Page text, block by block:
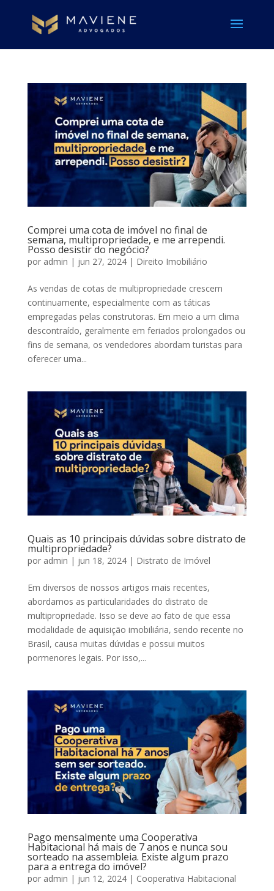
Comprei uma cota de imóvel no final de
semana, multipropriedade, e me arrependi.
Posso desistir do negócio?
por admin | jun 27, 2024| Direito Imobiliário
As vendas de cotas de multipropriedade crescem
continuamente, especialmente com as táticas
empregadas pelas construtoras. Em meio a um clima
descontraído, geralmente em feriados prolongados ou
fins de semana, os vendedores abordam turistas para
oferecer uma...
Quais as 10 principais dúvidas sobre distrato de
multipropriedade?
por admin | jun 18, 2024| Distrato de Imóvel
Em diversos de nossos artigos mais recentes,
abordamos as particularidades do distrato de
multipropriedade. Isso se deve ao fato de que essa
modalidade de aquisição imobiliária, sendo recente no
Brasil, causa muitas dúvidas e possui muitos
pormenores legais. Por isso,...
Pago mensalmente uma Cooperativa
Habitacional há mais de 7 anos e nunca sou
sorteado na assembleia. Existe algum prazo
para a entrega do imóvel?
por admin | jun 12, 2024| Cooperativa Habitacional